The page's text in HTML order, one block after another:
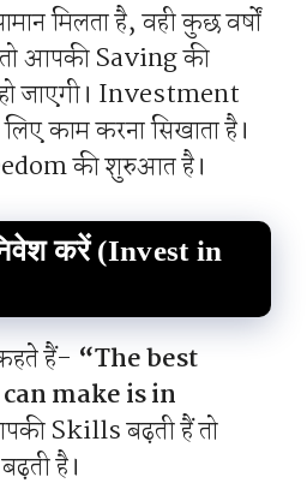
मिलता है, वही कुछ वर्षों
तो आपकी Saving की
जाएगी। Investment
काम करना सिखाता है।
की शुरुआत है।
करें (Invest in
हैं- “The best
make is in
Skills बढ़ती हैं तो
है।